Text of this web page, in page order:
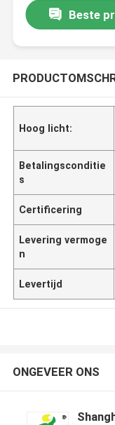
Beste
Hoog licht:
Betalingsconditie
s
Certificering
Levering vermoge
n
Levertijd
ONGEVEER ONS